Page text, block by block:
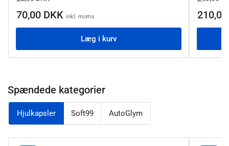
70,00 DKK inkl. moms
Læg i kurv
Spændede kategorier
Hjulkapsler Soft99 AutoGlym